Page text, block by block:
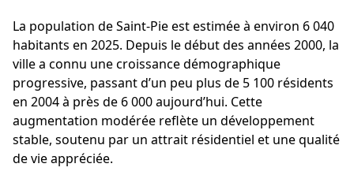
La population de Saint-Pie est estimée à environ 6 040
habitants en 2025. Depuis le début des années 2000, la
ville a connu une croissance démographique
progressive, passant d’un peu plus de 5 100 résidents
en 2004 à près de 6 000 aujourd’hui. Cette
augmentation modérée reflète un développement
stable, soutenu par un attrait résidentiel et une qualité
de vie appréciée.